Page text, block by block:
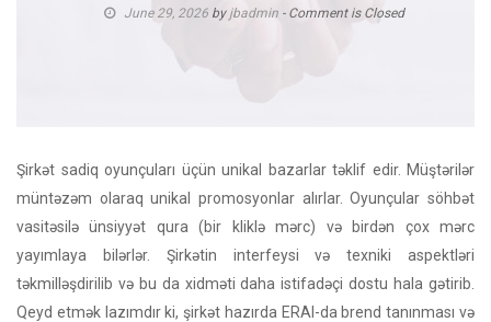
June 29, 2026by jbadmin - Comment is Closed
Şirkət sadiq oyunçuları üçün unikal bazarlar təklif edir. Müştərilər
müntəzəm olaraq unikal promosyonlar alırlar. Oyunçular söhbət
vasitəsilə ünsiyyət qura (bir kliklə mərc) və birdən çox mərc
yayımlaya bilərlər. Şirkətin interfeysi və texniki aspektləri
təkmilləşdirilib və bu da xidməti daha istifadəçi dostu hala gətirib.
Qeyd etmək lazımdır ki, şirkət hazırda ERAI-da brend tanınması və